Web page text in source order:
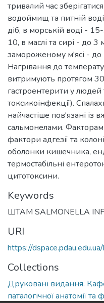
тривалий час
водоймищ та питній
діб, в морській воді -
10, в маслі та сирі - до 3
замороженому м'ясі - до
Нагрівання до
витримують протягом
гастроентерити у людей
токсикоінфекції).
найчастіше пов'язані із
сальмонелами.
фактори адгезії та
оболонки кишечника,
термостабільні
цитотоксини.
Keywords
ШТАМ SALMONELLA
URI
https://
Collections
Друковані видання.
паталогічної анатомії та